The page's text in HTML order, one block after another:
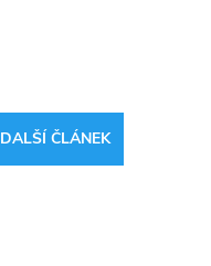
DALŠÍ ČLÁNEK